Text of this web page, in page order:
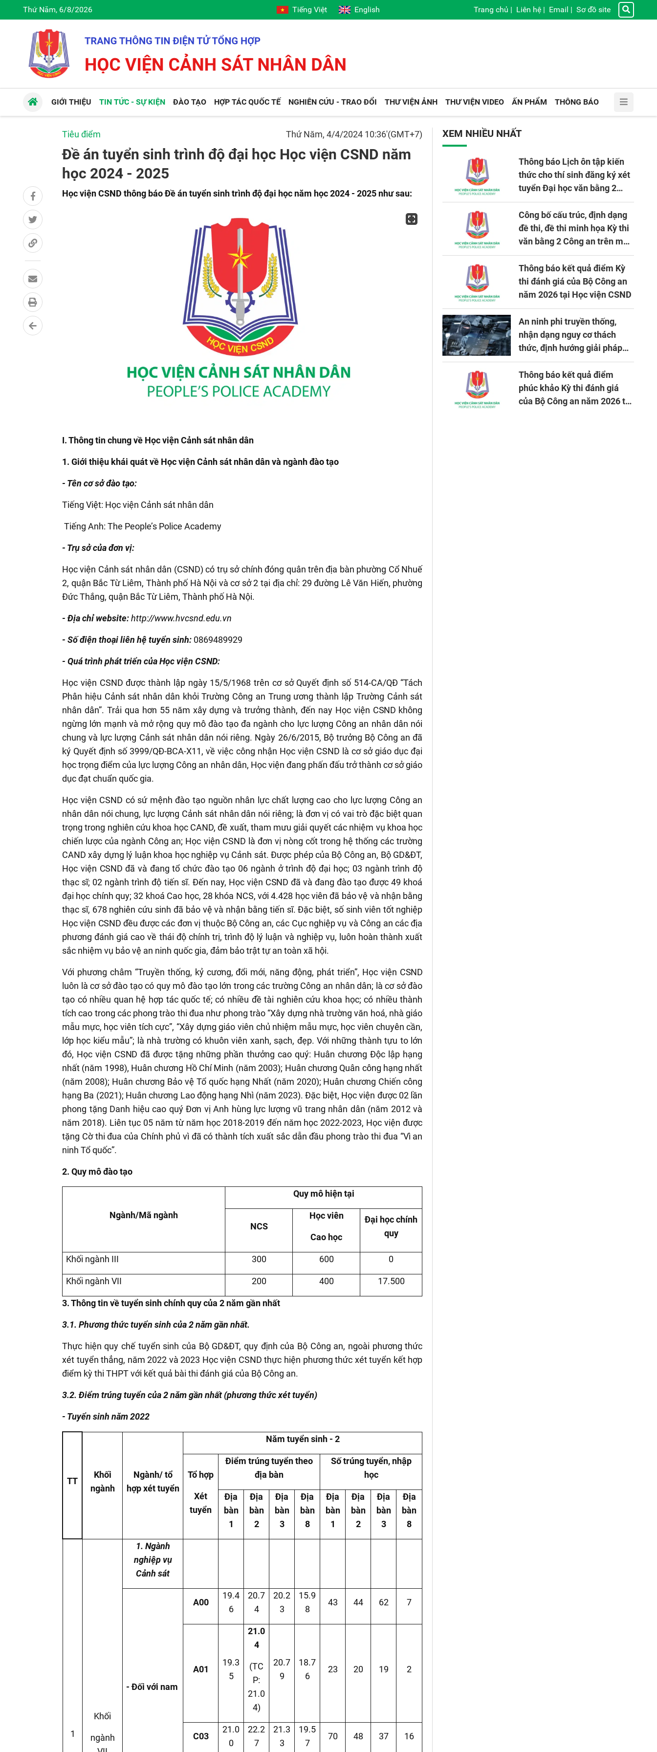
Thứ Năm, 6/8/2026 Tiếng Việt English Trang chủ | Liên hệ | Email | Sơ đồ site
GIỚI THIỆU TIN TỨC - SỰ KIỆN ĐÀO TẠO HỢP TÁC QUỐC TẾ NGHIÊN CỨU - TRAO ĐỔI THƯ VIỆN ẢNH THƯ VIỆN VIDEO ẤN PHẨM THÔNG BÁO
Tiêu điểm Thứ Năm, 4/4/2024 10:36'(GMT+7)
Đề án tuyển sinh trình độ đại học Học viện CSND năm
học 2024 - 2025
Học viện CSND thông báo Đề án tuyển sinh trình độ đại học năm học 2024 - 2025 như sau:
I. Thông tin chung về Học viện Cảnh sát nhân dân
1. Giới thiệu khái quát về Học viện Cảnh sát nhân dân và ngành đào tạo
- Tên cơ sở đào tạo:
Tiếng Việt: Học viện Cảnh sát nhân dân
Tiếng Anh: The People’s Police Academy
- Trụ sở của đơn vị:
Học viện Cảnh sát nhân dân (CSND) có trụ sở chính đóng quân trên địa bàn phường Cổ Nhuế
2, quận Bắc Từ Liêm, Thành phố Hà Nội và cơ sở 2 tại địa chỉ: 29 đường Lê Văn Hiến, phường
Đức Thắng, quận Bắc Từ Liêm, Thành phố Hà Nội.
- Địa chỉ website:http://www.hvcsnd.edu.vn
- Số điện thoại liên hệ tuyển sinh: 0869489929
- Quá trình phát triển của Học viện CSND:
Học viện CSND được thành lập ngày 15/5/1968 trên cơ sở Quyết định số 514-CA/QĐ “Tách
Phân hiệu Cảnh sát nhân dân khỏi Trường Công an Trung ương thành lập Trường Cảnh sát
nhân dân”. Trải qua hơn 55 năm xây dựng và trưởng thành, đến nay Học viện CSND không
ngừng lớn mạnh và mở rộng quy mô đào tạo đa ngành cho lực lượng Công an nhân dân nói
chung và lực lượng Cảnh sát nhân dân nói riêng. Ngày 26/6/2015, Bộ trưởng Bộ Công an đã
ký Quyết định số 3999/QĐ-BCA-X11, về việc công nhận Học viện CSND là cơ sở giáo dục đại
học trọng điểm của lực lượng Công an nhân dân, Học viện đang phấn đấu trở thành cơ sở giáo
dục đạt chuẩn quốc gia.
Học viện CSND có sứ mệnh đào tạo nguồn nhân lực chất lượng cao cho lực lượng Công an
nhân dân nói chung, lực lượng Cảnh sát nhân dân nói riêng; là đơn vị có vai trò đặc biệt quan
trọng trong nghiên cứu khoa học CAND, đề xuất, tham mưu giải quyết các nhiệm vụ khoa học
chiến lược của ngành Công an; Học viện CSND là đơn vị nòng cốt trong hệ thống các trường
CAND xây dựng lý luận khoa học nghiệp vụ Cảnh sát. Được phép của Bộ Công an, Bộ GD&ĐT,
Học viện CSND đã và đang tổ chức đào tạo 06 ngành ở trình độ đại học; 03 ngành trình độ
thạc sĩ; 02 ngành trình độ tiến sĩ. Đến nay, Học viện CSND đã và đang đào tạo được 49 khoá
đại học chính quy; 32 khoá Cao học, 28 khóa NCS, với 4.428 học viên đã bảo vệ và nhận bằng
thạc sĩ, 678 nghiên cứu sinh đã bảo vệ và nhận bằng tiến sĩ. Đặc biệt, số sinh viên tốt nghiệp
Học viện CSND đều được các đơn vị thuộc Bộ Công an, các Cục nghiệp vụ và Công an các địa
phương đánh giá cao về thái độ chính trị, trình độ lý luận và nghiệp vụ, luôn hoàn thành xuất
sắc nhiệm vụ bảo vệ an ninh quốc gia, đảm bảo trật tự an toàn xã hội.
Với phương châm “Truyền thống, kỷ cương, đổi mới, năng động, phát triển”, Học viện CSND
luôn là cơ sở đào tạo có quy mô đào tạo lớn trong các trường Công an nhân dân; là cơ sở đào
tạo có nhiều quan hệ hợp tác quốc tế; có nhiều đề tài nghiên cứu khoa học; có nhiều thành
tích cao trong các phong trào thi đua như phong trào “Xây dựng nhà trường văn hoá, nhà giáo
mẫu mực, học viên tích cực”, “Xây dựng giáo viên chủ nhiệm mẫu mực, học viên chuyên cần,
lớp học kiểu mẫu”; là nhà trường có khuôn viên xanh, sạch, đẹp. Với những thành tựu to lớn
đó, Học viện CSND đã được tặng những phần thưởng cao quý: Huân chương Độc lập hạng
nhất (năm 1998), Huân chương Hồ Chí Minh (năm 2003); Huân chương Quân công hạng nhất
(năm 2008); Huân chương Bảo vệ Tổ quốc hạng Nhất (năm 2020); Huân chương Chiến công
hạng Ba (2021); Huân chương Lao động hạng Nhì (năm 2023). Đặc biệt, Học viện được 02 lần
phong tặng Danh hiệu cao quý Đơn vị Anh hùng lực lượng vũ trang nhân dân (năm 2012 và
năm 2018). Liên tục 05 năm từ năm học 2018-2019 đến năm học 2022-2023, Học viện được
tặng Cờ thi đua của Chính phủ vì đã có thành tích xuất sắc dẫn đầu phong trào thi đua “Vì an
ninh Tổ quốc”.
2. Quy mô đào tạo
Ngành/Mã ngành
Quy mô hiện tại
NCS
Học viên
Cao học
Đại học chính
quy
Khối ngành III 300 600 0
Khối ngành VII 200 400 17.500
3. Thông tin về tuyển sinh chính quy của 2 năm gần nhất
3.1. Phương thức tuyển sinh của 2 năm gần nhất.
Thực hiện quy chế tuyển sinh của Bộ GD&ĐT, quy định của Bộ Công an, ngoài phương thức
xét tuyển thẳng, năm 2022 và 2023 Học viện CSND thực hiện phương thức xét tuyển kết hợp
điểm kỳ thi THPT với kết quả bài thi đánh giá của Bộ Công an.
3.2. Điểm trúng tuyển của 2 năm gần nhất (phương thức xét tuyển)
- Tuyển sinh năm 2022
TT
Khối
ngành
Ngành/ tổ
hợp xét tuyển
Năm tuyển sinh - 2
Tổ hợp
Xét
tuyển
Điểm trúng tuyển theo
địa bàn
Số trúng tuyển, nhập
học
Địa
bàn
1
Địa
bàn
2
Địa
bàn
3
Địa
bàn
8
Địa
bàn
1
Địa
bàn
2
Địa
bàn
3
Địa
bàn
8
1
Khối
ngành
1. Ngành
nghiệp vụ
Cảnh sát
- Đối với nam
A00
19.4
6
20.7
4
20.2
3
15.9
8
43 44 62 7
A01
19.3
5
21.0
4
(TC
P:
21.0
4)
20.7
9
18.7
6
23 20 19 2
C03
21.0
0
22.2
7
21.3
3
19.5
7
70 48 37 16
XEM NHIỀU NHẤT
Thông báo Lịch ôn tập kiến
thức cho thí sinh đăng ký xét
tuyển Đại học văn bằng 2
tuyển mới, mở tại Học viện
CSND năm học 2026 - 2027
Công bố cấu trúc, định dạng
đề thi, đề thi minh họa Kỳ thi
văn bằng 2 Công an trên máy
tính
Thông báo kết quả điểm Kỳ
thi đánh giá của Bộ Công an
năm 2026 tại Học viện CSND
An ninh phi truyền thống,
nhận dạng nguy cơ thách
thức, định hướng giải pháp
đảm bảo an ninh quốc gia
trong tình hình hiện nay
Thông báo kết quả điểm
phúc khảo Kỳ thi đánh giá
của Bộ Công an năm 2026 tại